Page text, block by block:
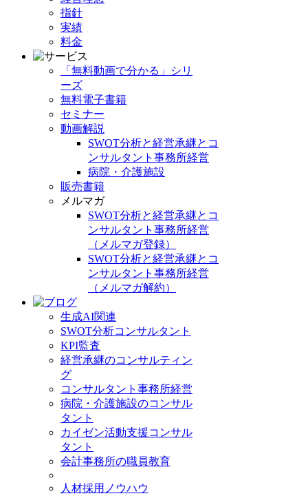
指針
実績
料金
「無料動画で分かる」シリ
ーズ
無料電子書籍
セミナー
動画解説
SWOT分析と経営承継とコ
ンサルタント事務所経営
病院・介護施設
販売書籍
メルマガ
SWOT分析と経営承継とコ
ンサルタント事務所経営
（メルマガ登録）
SWOT分析と経営承継とコ
ンサルタント事務所経営
（メルマガ解約）
生成AI関連
SWOT分析コンサルタント
KPI監査
経営承継のコンサルティン
グ
コンサルタント事務所経営
病院・介護施設のコンサル
タント
カイゼン活動支援コンサル
タント
会計事務所の職員教育
人材採用ノウハウ